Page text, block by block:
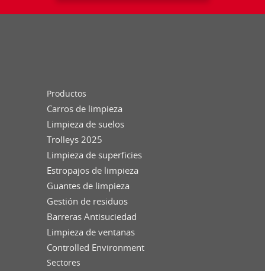
Productos
Carros de limpieza
Limpieza de suelos
Trolleys 2025
Limpieza de superficies
Estropajos de limpieza
Guantes de limpieza
Gestión de residuos
Barreras Antisuciedad
Limpieza de ventanas
Controlled Environment
Sectores